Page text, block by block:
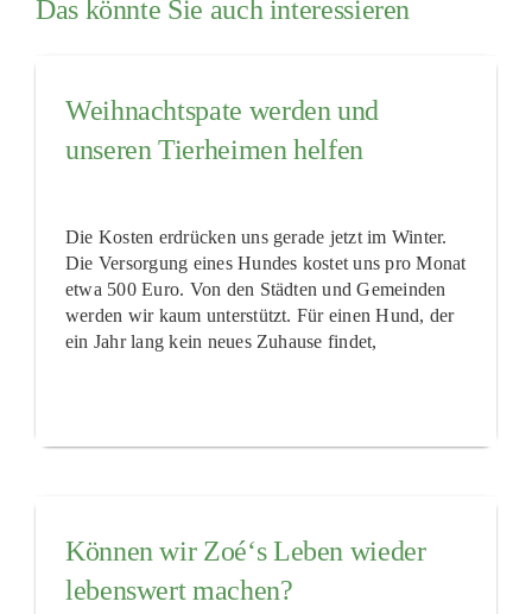
Das könnte Sie auch interessieren
Weihnachtspate werden und
unseren Tierheimen helfen
Die Kosten erdrücken uns gerade jetzt im Winter.
Die Versorgung eines Hundes kostet uns pro Monat
etwa 500 Euro. Von den Städten und Gemeinden
werden wir kaum unterstützt. Für einen Hund, der
ein Jahr lang kein neues Zuhause findet,
Können wir Zoé‘s Leben wieder
lebenswert machen?